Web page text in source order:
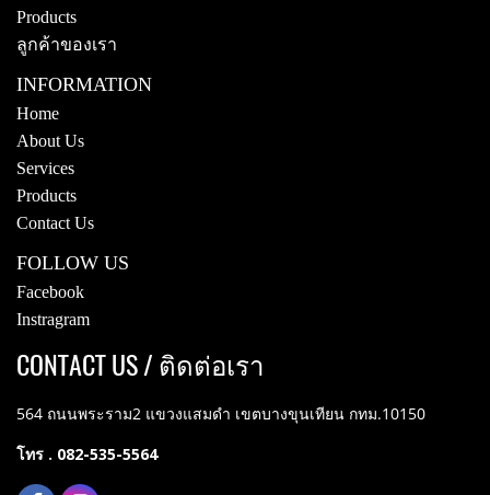
Products
ลูกค้าของเรา
INFORMATION
Home
About Us
Services
Products
Contact Us
FOLLOW US
Facebook
Instragram
CONTACT US / ติดต่อเรา
564 ถนนพระราม2 แขวงแสมดำ เขตบางขุนเทียน กทม.10150
โทร . 082-535-5564